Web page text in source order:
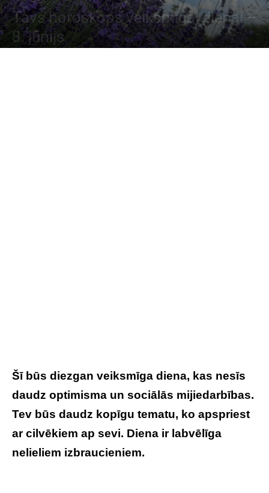
Tavs horoskops veiksmīgai dienai –
8. jūnijs
Šī būs diezgan veiksmīga diena, kas nesīs
daudz optimisma un sociālās mijiedarbības.
Tev būs daudz kopīgu tematu, ko apspriest
ar cilvēkiem ap sevi. Diena ir labvēlīga
nelieliem izbraucieniem.